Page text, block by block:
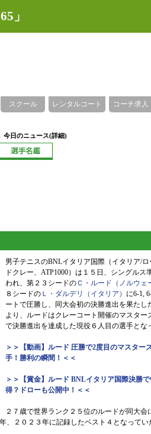
」
スクール レンタルコート コーチ求人
今日のニュース(詳細)
男子テニスのBNLイタリア国際（イタリア/ロ
ドクレー、ATP1000）は１５日、シングルス
われ、第２３シードのＣ・ルード（ノルウェ
８シードの Ｌ・ダルデリ（イタリア） に6-1,
ートで圧勝し、同大会初の決勝進出を果たし
より、ルードはクレーコート開催のマスター
で決勝進出を達成した現役６人目の選手とな
＞＞【動画】ルード 圧勝で2度目のマスター
手！勝利の瞬間！＜＜
＞＞【賞金】ルード BNLイタリア国際決勝
得？ドローも公開中！＜＜
２７歳で世界ランク２５位のルードが同大会
２０２３年に記録したベスト４となってい